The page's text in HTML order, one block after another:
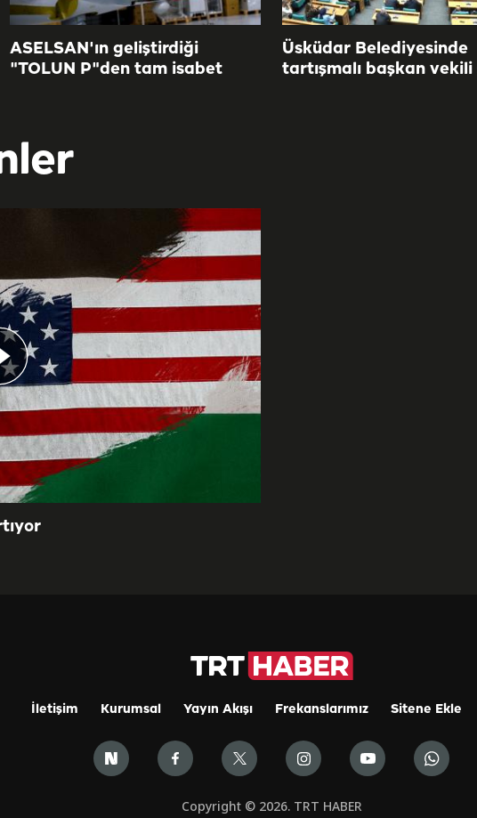
ASELSAN'ın geliştirdiği
"TOLUN P"den tam isabet
Üsküdar Belediyesinde
tartışmalı başkan vekili
İletişim Kurumsal Yayın Akışı Frekanslarımız Sitene Ekle
Copyright © 2026. TRT HABER